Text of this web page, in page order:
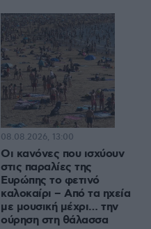
Οι κανόνες που ισχύουν
στις παραλίες της
Ευρώπης το φετινό
καλοκαίρι – Από τα ηχεία
με μουσική μέχρι… την
ούρηση στη θάλασσα
08.08.2026, 13:00